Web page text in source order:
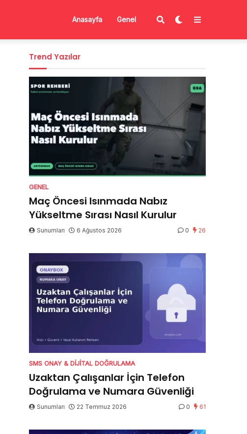
Anasayfa Genel
Trend Yazılar
GENEL
Maç Öncesi Isınmada Nabız
Yükseltme Sırası Nasıl Kurulur
Sunumları 6 Ağustos 2026 0 26
SMS ONAY & DIJITAL DOĞRULAMA
Uzaktan Çalışanlar İçin Telefon
Doğrulama ve Numara Güvenliği
Sunumları 22 Temmuz 2026 0 61